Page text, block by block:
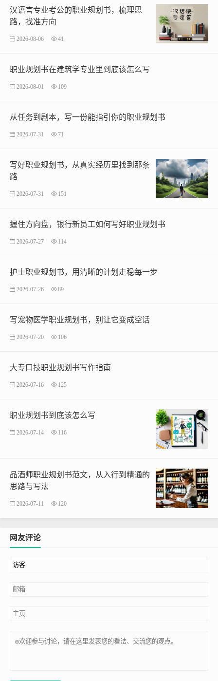
汉语言专业考公的职业规划书，梳理思
路，找准方向
2026-08-06 41
职业规划书在建筑学专业里到底该怎么写
2026-08-01 109
从任务到剧本，写一份能指引你的职业规划书
2026-07-31 71
写好职业规划书，从真实经历里找到那条
路
2026-07-31 151
握住方向盘，银行新员工如何写好职业规划书
2026-07-27 114
护士职业规划书，用清晰的计划走稳每一步
2026-07-26 89
写宠物医学职业规划书，别让它变成空话
2026-07-20 106
大专口技职业规划书写作指南
2026-07-16 125
职业规划书到底该怎么写
2026-07-14 116
品酒师职业规划书范文，从入行到精通的
思路与写法
2026-07-11 120
网友评论